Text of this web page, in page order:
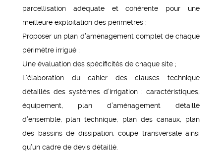
parcellisation adéquate et cohérente pour une
meilleure exploitation des périmètres ;
Proposer un plan d’aménagement complet de chaque
périmètre irrigué ;
Une évaluation des spécificités de chaque site ;
L’élaboration du cahier des clauses technique
détaillés des systèmes d’irrigation : caractéristiques,
équipement, plan d’aménagement détaillé
d’ensemble, plan technique, plan des canaux, plan
des bassins de dissipation, coupe transversale ainsi
qu’un cadre de devis détaillé.